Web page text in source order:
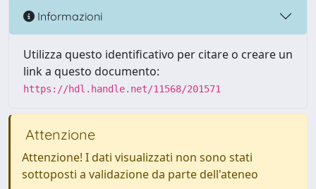
Informazioni
Utilizza questo identificativo per citare o creare un
link a questo documento:
https://hdl.handle.net/11568/201571
Attenzione
Attenzione! I dati visualizzati non sono stati
sottoposti a validazione da parte dell'ateneo